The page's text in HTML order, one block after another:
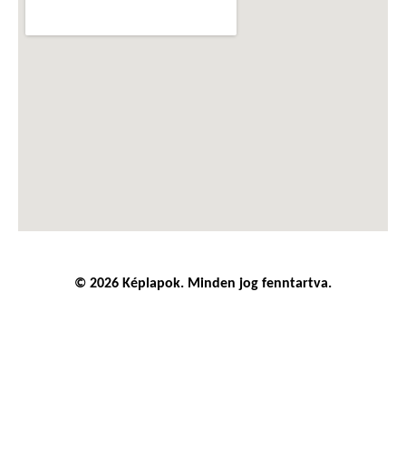
© 2026 Képlapok. Minden jog fenntartva.